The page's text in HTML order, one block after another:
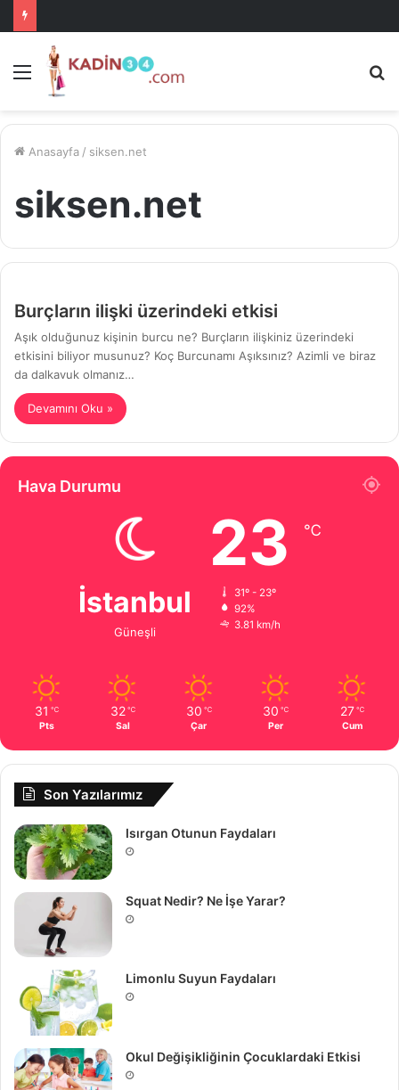
Menü
Anasayfa / siksen.net
siksen.net
Burçların ilişki üzerindeki etkisi
Aşık olduğunuz kişinin burcu ne? Burçların ilişkiniz üzerindeki
etkisini biliyor musunuz? Koç Burcunamı Aşıksınız? Azimli ve biraz
da dalkavuk olmanız…
Devamını Oku »
Hava Durumu
İstanbul
Güneşli
23 ℃
31º - 23º
92%
3.81 km/h
31 ℃
Pts
32 ℃
Sal
30 ℃
Çar
30 ℃
Per
27 ℃
Cum
Son Yazılarımız
Isırgan Otunun Faydaları
Squat Nedir? Ne İşe Yarar?
Limonlu Suyun Faydaları
Okul Değişikliğinin Çocuklardaki Etkisi